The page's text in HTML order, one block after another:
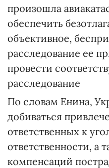
произошла
обеспечить
объективное,
расследование ее
провести
расследование
По словам Енина,
добиваться
ответственных к
ответственности, а
компенсаций